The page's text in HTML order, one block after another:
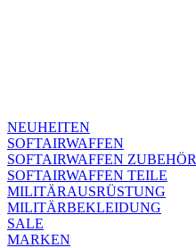
NEUHEITEN
SOFTAIRWAFFEN
SOFTAIRWAFFEN ZUBEHÖR
SOFTAIRWAFFEN TEILE
MILITÄRAUSRÜSTUNG
MILITÄRBEKLEIDUNG
SALE
MARKEN